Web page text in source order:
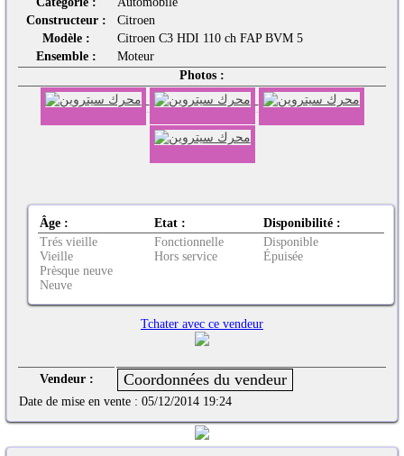
Constructeur :
Citroen
Modèle :
Citroen C3 HDI 110 ch FAP BVM 5
Ensemble :
Moteur
Photos :
Âge : Etat :
Disponibilité :
Trés vieille
Vieille
Prèsque neuve
Neuve
Fonctionnelle
Hors service
Disponible
Épuisée
Tchater avec ce vendeur
Vendeur :
Date de mise en vente : 05/12/2014 19:24